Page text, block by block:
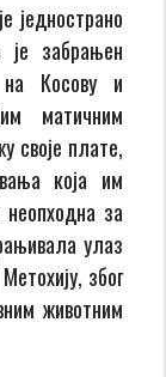
једнострано
забрањен
Косову и
матичним
своје плате,
која им
за
улаз
због
животним